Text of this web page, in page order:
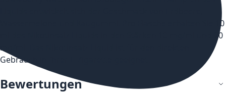
Wassermelone und Kaugummi. Pro Flasche erhalten Sie 10
ml des Nikotinsalz Liquids in den Stärken 10 mg/ml und 20
mg/ml. Das Nikotinsalz Liquid ist für den direkten
Gebrauch in Ihrer E-Zigarette geeignet.
Bewertungen